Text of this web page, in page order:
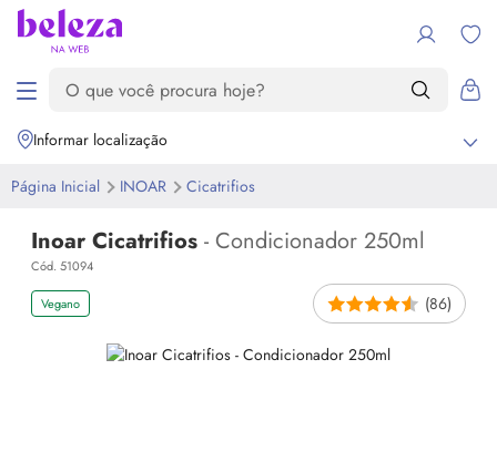
Informar localização
Página Inicial INOAR Cicatrifios
Inoar Cicatrifios - Condicionador 250ml
Cód. 51094
Vegano (86)